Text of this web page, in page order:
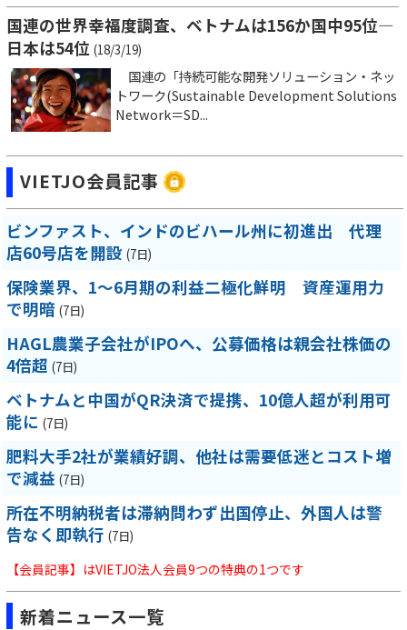
国連の世界幸福度調査、ベトナムは156か国中95位―
日本は54位 (18/3/19)
国連の「持続可能な開発ソリューション・ネッ
トワーク(Sustainable Development Solutions
Network＝SD...
VIETJO会員記事
ビンファスト、インドのビハール州に初進出 代理
店60号店を開設 (7日)
保険業界、1～6月期の利益二極化鮮明 資産運用力
で明暗 (7日)
HAGL農業子会社がIPOへ、公募価格は親会社株価の
4倍超 (7日)
ベトナムと中国がQR決済で提携、10億人超が利用可
能に (7日)
肥料大手2社が業績好調、他社は需要低迷とコスト増
で減益 (7日)
所在不明納税者は滞納問わず出国停止、外国人は警
告なく即執行 (7日)
【会員記事】はVIETJO法人会員9つの特典の1つです
新着ニュース一覧